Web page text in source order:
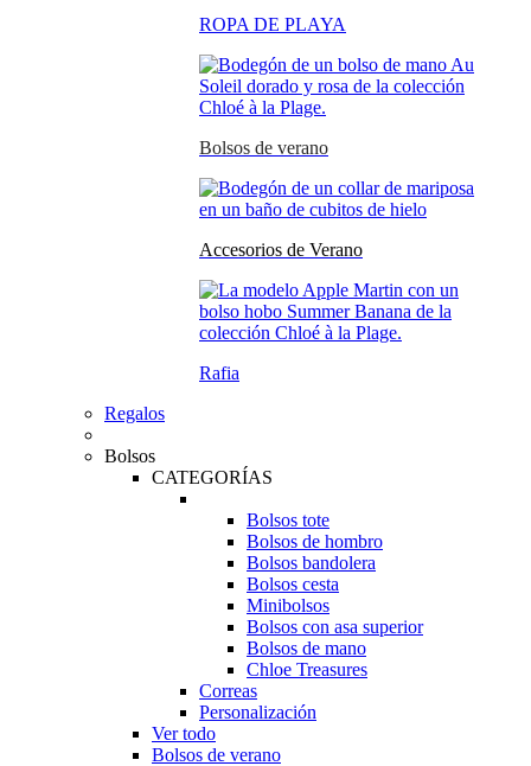
ROPA DE PLAYA
Bolsos de verano
Accesorios de Verano
Rafia
Regalos
Bolsos
CATEGORÍAS
Bolsos tote
Bolsos de hombro
Bolsos bandolera
Bolsos cesta
Minibolsos
Bolsos con asa superior
Bolsos de mano
Chloe Treasures
Correas
Personalización
Ver todo
Bolsos de verano